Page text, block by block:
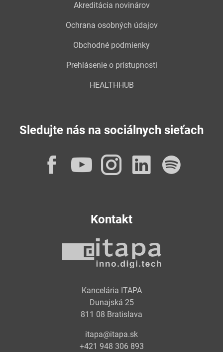
Akreditácia novinárov
Ochrana osobných údajov
Obchodné podmienky
Prehlásenie o prístupnosti
HEALTHHUB
Sledujte nás na sociálnych sieťach
Facebook
YouTube
Instagram
Kontakt
Kancelária ITAPA
Dunajská 25
811 08 Bratislava
itapa@itapa.sk
+421 948 306 893